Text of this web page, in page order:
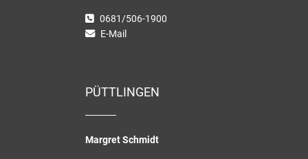
0681/506-1900
E-Mail
PÜTTLINGEN
Margret Schmidt